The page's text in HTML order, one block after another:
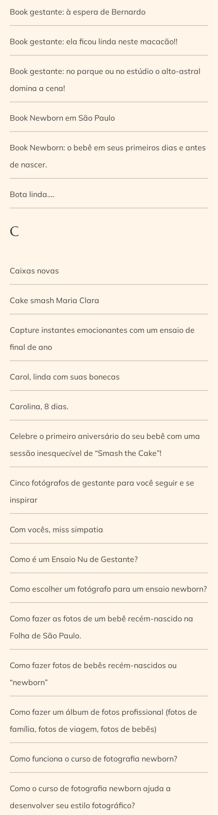
Book gestante: à espera de Bernardo
Book gestante: ela ficou linda neste macacão!!
Book gestante: no parque ou no estúdio o alto-astral
domina a cena!
Book Newborn em São Paulo
Book Newborn: o bebê em seus primeiros dias e antes
de nascer.
Bota linda….
C
Caixas novas
Cake smash Maria Clara
Capture instantes emocionantes com um ensaio de
final de ano
Carol, linda com suas bonecas
Carolina, 8 dias.
Celebre o primeiro aniversário do seu bebê com uma
sessão inesquecível de “Smash the Cake”!
Cinco fotógrafos de gestante para você seguir e se
inspirar
Com vocês, miss simpatia
Como é um Ensaio Nu de Gestante?
Como escolher um fotógrafo para um ensaio newborn?
Como fazer as fotos de um bebê recém-nascido na
Folha de São Paulo.
Como fazer fotos de bebês recém-nascidos ou
“newborn”
Como fazer um álbum de fotos profissional (fotos de
família, fotos de viagem, fotos de bebês)
Como funciona o curso de fotografia newborn?
Como o curso de fotografia newborn ajuda a
desenvolver seu estilo fotográfico?